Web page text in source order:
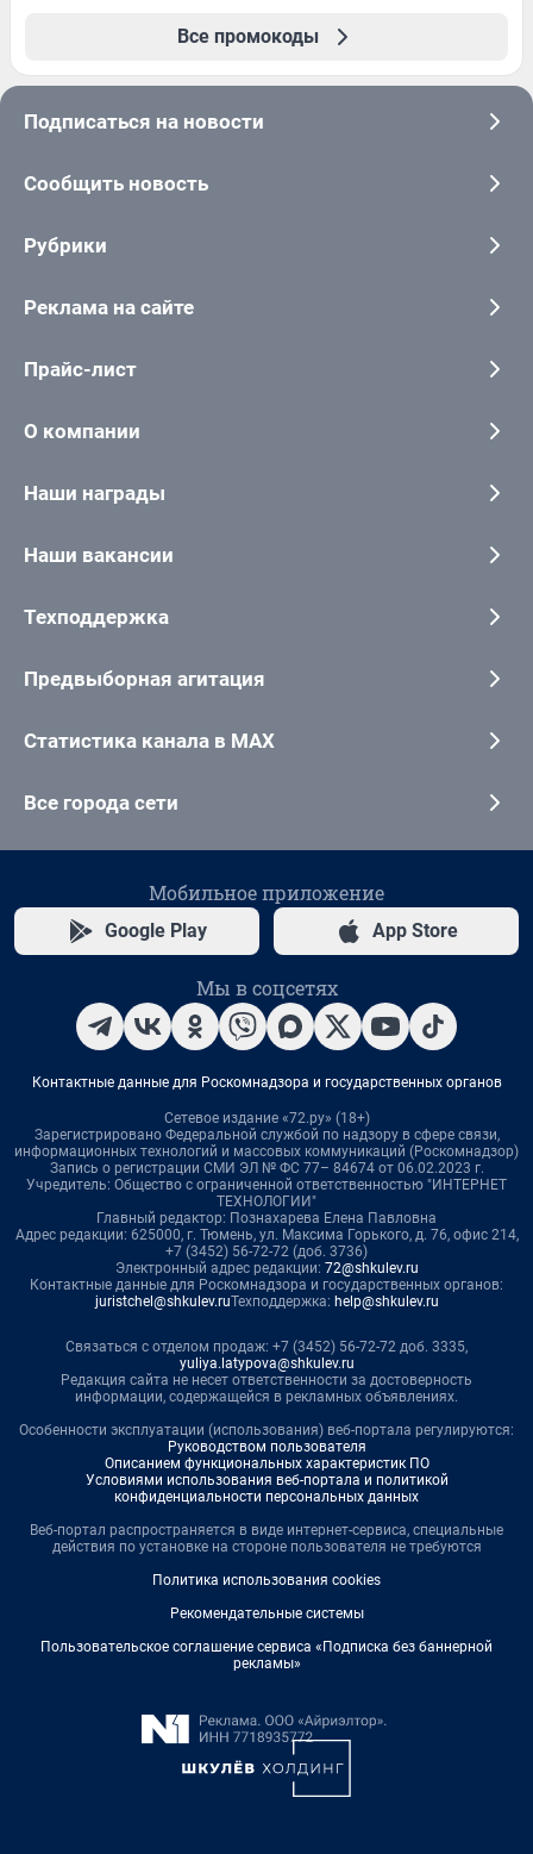
Все промокоды
Подписаться на новости
Сообщить новость
Рубрики
Реклама на сайте
Прайс-лист
О компании
Наши награды
Наши вакансии
Техподдержка
Предвыборная агитация
Статистика канала в MAX
Все города сети
Мобильное приложение
Google Play App Store
Мы в соцсетях
Контактные данные для Роскомнадзора и государственных органов
Сетевое издание «72.ру» (18+)
Зарегистрировано Федеральной службой по надзору в сфере связи,
информационных технологий и массовых коммуникаций (Роскомнадзор)
Запись о регистрации СМИ ЭЛ № ФС 77– 84674 от 06.02.2023 г.
Учредитель: Общество с ограниченной ответственностью "ИНТЕРНЕТ
ТЕХНОЛОГИИ"
Главный редактор: Познахарева Елена Павловна
Адрес редакции: 625000, г. Тюмень, ул. Максима Горького, д. 76, офис 214,
+7 (3452) 56-72-72 (доб. 3736)
Электронный адрес редакции: 72@shkulev.ru
Контактные данные для Роскомнадзора и государственных органов:
juristchel@shkulev.ruТехподдержка: help@shkulev.ru
Связаться с отделом продаж: +7 (3452) 56-72-72 доб. 3335,
yuliya.latypova@shkulev.ru
Редакция сайта не несет ответственности за достоверность
информации, содержащейся в рекламных объявлениях.
Особенности эксплуатации (использования) веб-портала регулируются:
Руководством пользователя
Описанием функциональных характеристик ПО
Условиями использования веб-портала и политикой
конфиденциальности персональных данных
Веб-портал распространяется в виде интернет-сервиса, специальные
действия по установке на стороне пользователя не требуются
Политика использования cookies
Рекомендательные системы
Пользовательское соглашение сервиса «Подписка без баннерной
рекламы»